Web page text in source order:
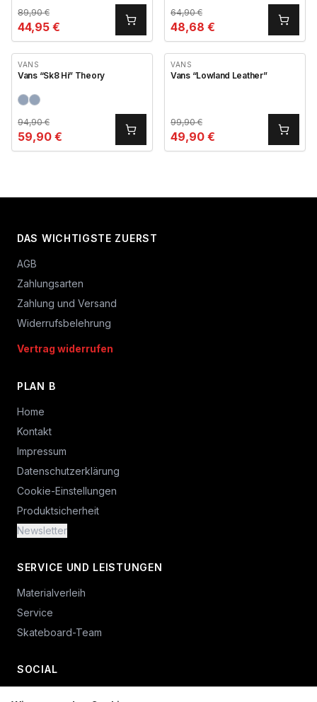
89,90€
44,95 €
64,90€
48,68 €
VANS
Vans “Sk8 Hi” Theory
94,90€
59,90 €
VANS
Vans “Lowland Leather”
99,90€
49,90 €
DAS WICHTIGSTE ZUERST
AGB
Zahlungsarten
Zahlung und Versand
Widerrufsbelehrung
Vertrag widerrufen
PLAN B
Home
Kontakt
Impressum
Datenschutzerklärung
Cookie-Einstellungen
Produktsicherheit
Newsletter
SERVICE UND LEISTUNGEN
Materialverleih
Service
Skateboard-Team
SOCIAL